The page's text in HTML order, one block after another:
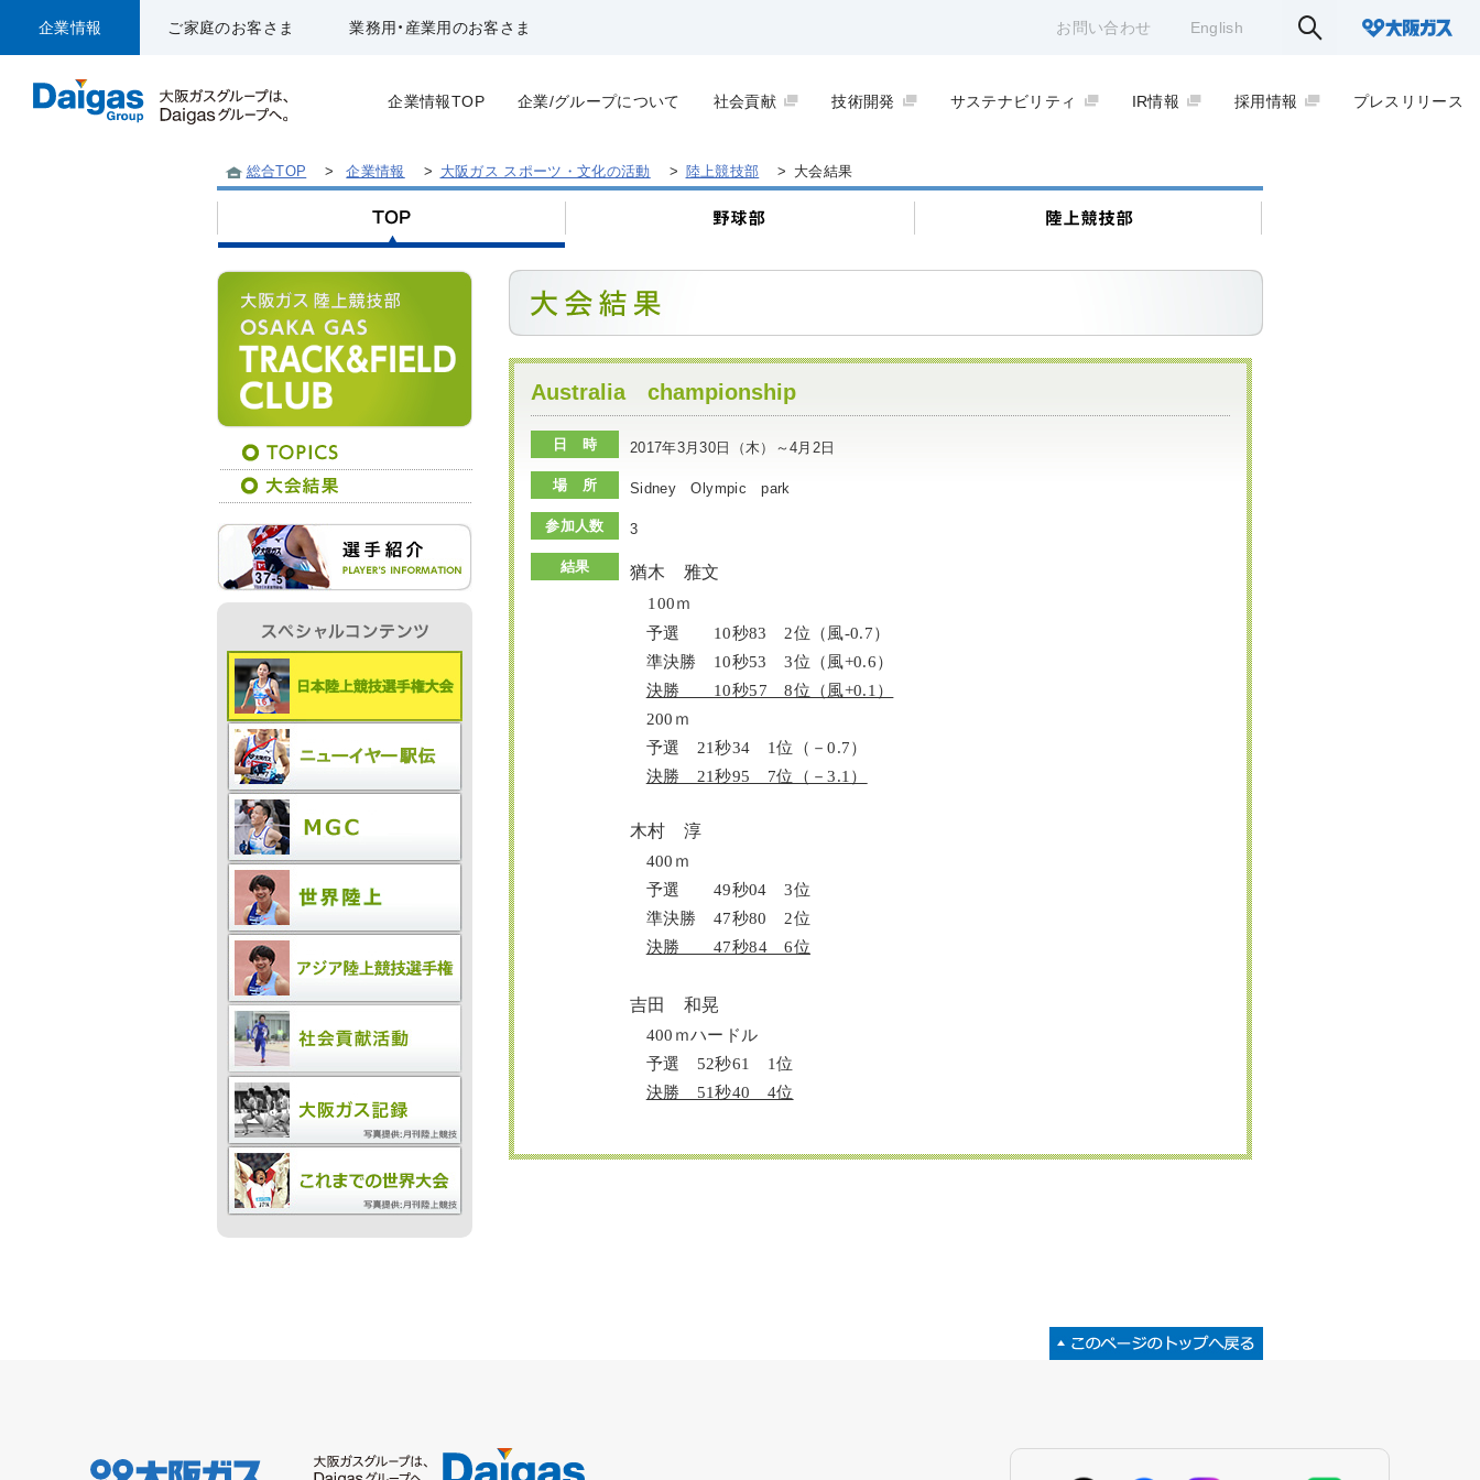
企業情報 ご家庭のお客さま 業務用・産業用のお客さま お問い合わせ English
企業情報TOP 企業/グループについて 社会貢献 技術開発 サステナビリティ IR情報 採用情報 プレスリリース
総合TOP > 企業情報 > 大阪ガス スポーツ・文化の活動 > 陸上競技部 > 大会結果
Australia championship
日 時 2017年3月30日（木）～4月2日
場 所 Sidney Olympic park
参加人数 3
結果 猶木 雅文
100ｍ
予選 10秒83 2位（風-0.7）
準決勝 10秒53 3位（風+0.6）
決勝 10秒57 8位（風+0.1）
200 ｍ
予選 21秒34 1位（－0.7）
決勝 21秒95 7位（－3.1）
木村 淳
400 ｍ
予選 49秒04 3位
準決勝 47秒80 2位
決勝 47秒84 6位
吉田 和晃
400 ｍハードル
予選 52秒61 1位
決勝 51秒40 4位